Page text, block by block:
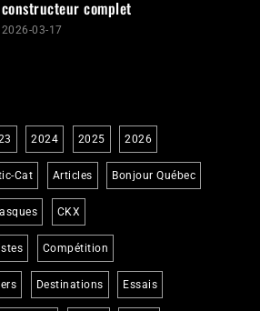
650 Switchback Assault 2025 : une
motoneige multisegment
polyvalente pour le Québec
2026-03-31
Lynx Shredder RE 3700 2027 avec
moteur 850 E-TEC Turbo R : c’est
tout que tu as?